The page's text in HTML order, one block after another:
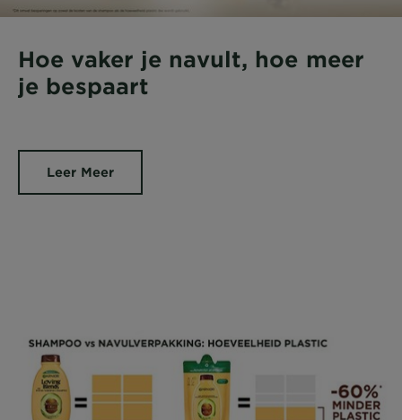
Hoe vaker je navult, hoe meer
je bespaart​
Leer Meer